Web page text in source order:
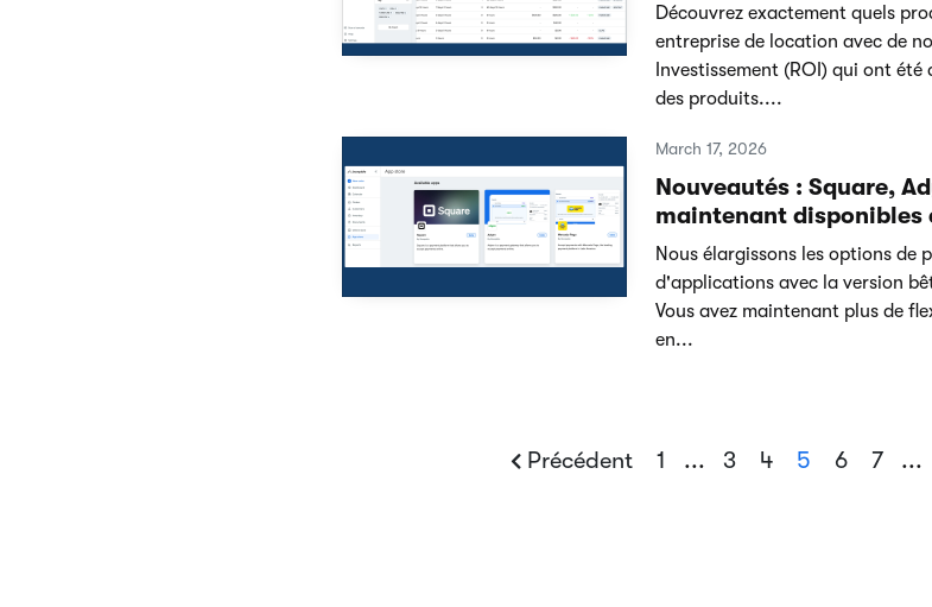
Découvrez exactement quels
entreprise de location avec de
Investissement (ROI) qui ont
des produits....
March 17, 2026
Nouveautés : Square,
maintenant disponibles
Nous élargissons les options de
d'applications avec la version
Vous avez maintenant plus de
en...
Précédent 1 ... 3 4 5 6 7 ...